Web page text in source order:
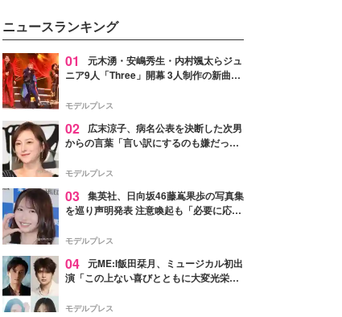
好さんを迎えて本音で女子会トー
ク。猛暑のお出かけを快適に過ご
すヒントや、2人が感動した夏の
生理の新常識にも迫りました。
ニュースランキング
01
元木湧・安嶋秀生・内村颯太らジュ
ニア9人「Three」開幕 3人制作の新曲＆
進んで夢を掴みたい」【ゲネプロレポ】
モデルプレス
02
広末涼子、病名公表を決断した次男
からの言葉「言い訳にするのも嫌だっ
モデルプレス
03 集英社、日向坂46藤嶌果歩の写真集
を巡り声明発表 注意喚起も「必要に応じ
モデルプレス
04 元ME:I飯田栞月、ミュージカル初出
演「この上ない喜びとともに大変光栄」
ャスト発表
モデルプレス